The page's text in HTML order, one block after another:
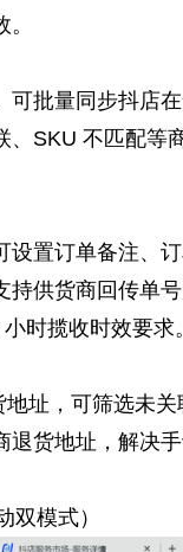
批量同步抖店在
SKU 不匹配
置订单备注、订
供货商回传单
时揽收时效要求
，可筛选未关
退货地址，解决
模式）